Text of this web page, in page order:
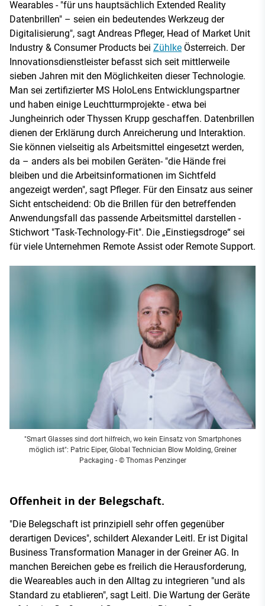
Wearables - "für uns hauptsächlich Extended Reality
Datenbrillen" – seien ein bedeutendes Werkzeug der
Digitalisierung", sagt Andreas Pfleger, Head of Market Unit
Industry & Consumer Products bei Zühlke Österreich. Der
Innovationsdienstleister befasst sich seit mittlerweile
sieben Jahren mit den Möglichkeiten dieser Technologie.
Man sei zertifizierter MS HoloLens Entwicklungspartner
und haben einige Leuchtturmprojekte - etwa bei
Jungheinrich oder Thyssen Krupp geschaffen. Datenbrillen
dienen der Erklärung durch Anreicherung und Interaktion.
Sie können vielseitig als Arbeitsmittel eingesetzt werden,
da – anders als bei mobilen Geräten- "die Hände frei
bleiben und die Arbeitsinformationen im Sichtfeld
angezeigt werden", sagt Pfleger. Für den Einsatz aus seiner
Sicht entscheidend: Ob die Brillen für den betreffenden
Anwendungsfall das passende Arbeitsmittel darstellen -
Stichwort "Task-Technology-Fit". Die „Einstiegsdroge“ sei
für viele Unternehmen Remote Assist oder Remote Support.
"Smart Glasses sind dort hilfreich, wo kein Einsatz von Smartphones
möglich ist": Patric Eiper, Global Technician Blow Molding, Greiner
Packaging - © Thomas Penzinger
Offenheit in der Belegschaft.
"Die Belegschaft ist prinzipiell sehr offen gegenüber
derartigen Devices", schildert Alexander Leitl. Er ist Digital
Business Transformation Manager in der Greiner AG. In
manchen Bereichen gebe es freilich die Herausforderung,
die Weareables auch in den Alltag zu integrieren "und als
Standard zu etablieren", sagt Leitl. Die Wartung der Geräte